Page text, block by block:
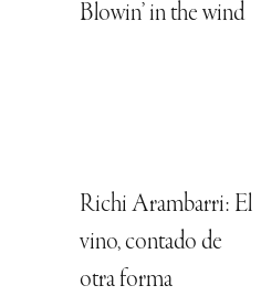
Blowin’ in the wind
Richi Arambarri: El
vino, contado de
otra forma